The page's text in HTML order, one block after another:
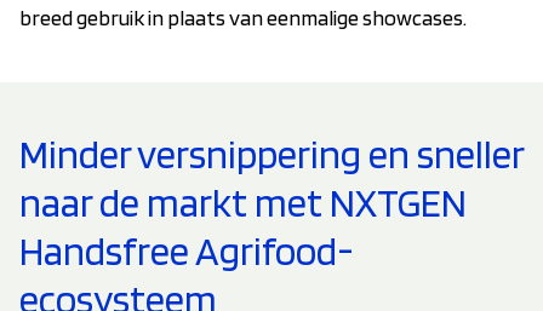
breed gebruik in plaats van eenmalige showcases.
Minder versnippering en sneller
naar de markt met NXTGEN
Handsfree Agrifood-
ecosysteem